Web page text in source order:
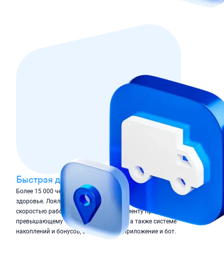
Быстрая доставка
Более 15 000 человек постоянно доверяют нам своё
здоровье. Лояльность к бренду вызвана сервисом,
скоростью работы, широкому ассортименту продукции,
превышающему 12 000 наименований, а также системе
накоплений и бонусов, внедрённой в приложение и бот.